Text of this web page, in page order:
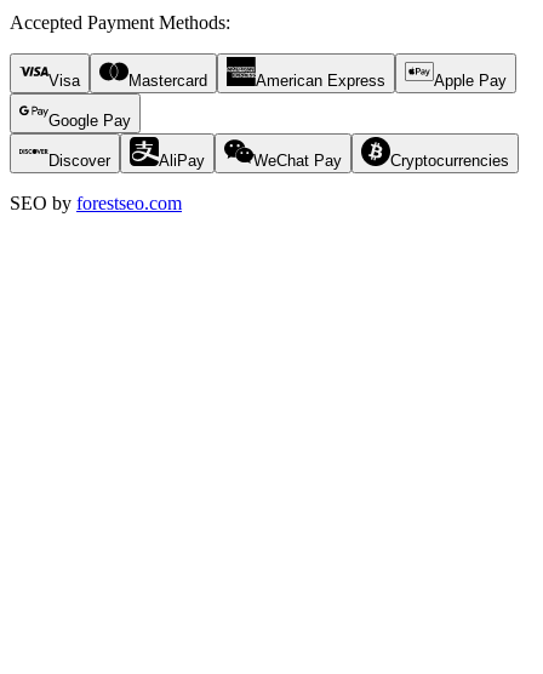
Accepted Payment Methods:
Visa Mastercard American Express Apple Pay
Google Pay
Discover AliPay WeChat Pay Cryptocurrencies
SEO by forestseo.com